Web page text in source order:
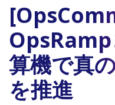
算機で真
を推進